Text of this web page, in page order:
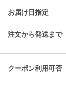
お届け日指定
注文から発送まで
クーポン利用可否